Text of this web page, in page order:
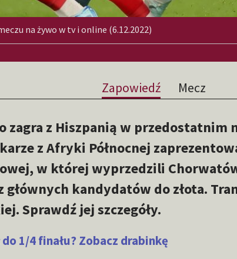
na żywo w tv i online (6.12.2022)
Zapowiedź Mecz
zagra z Hiszpanią w przedostatnim
z Afryki Północnej
w której wyprzedzili
głównych kandydatów do złota.
Sprawdź jej szczegóły.
1/4 finału? Zobacz drabinkę